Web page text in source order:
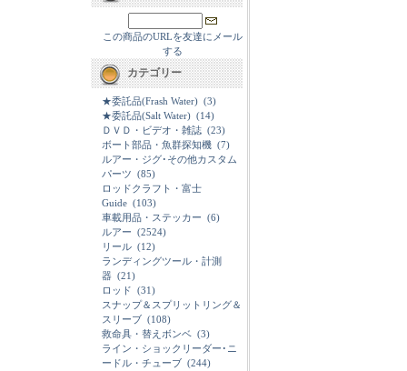
この商品のURLを友達にメール
する
カテゴリー
★委託品(Frash Water) (3)
★委託品(Salt Water) (14)
ＤＶＤ・ビデオ・雑誌 (23)
ボート部品・魚群探知機 (7)
ルアー・ジグ･その他カスタム
パーツ (85)
ロッドクラフト・富士
Guide (103)
車載用品・ステッカー (6)
ルアー (2524)
リール (12)
ランディングツール・計測
器 (21)
ロッド (31)
スナップ＆スプリットリング＆
スリーブ (108)
救命具・替えボンベ (3)
ライン・ショックリーダー･ニ
ードル・チューブ (244)